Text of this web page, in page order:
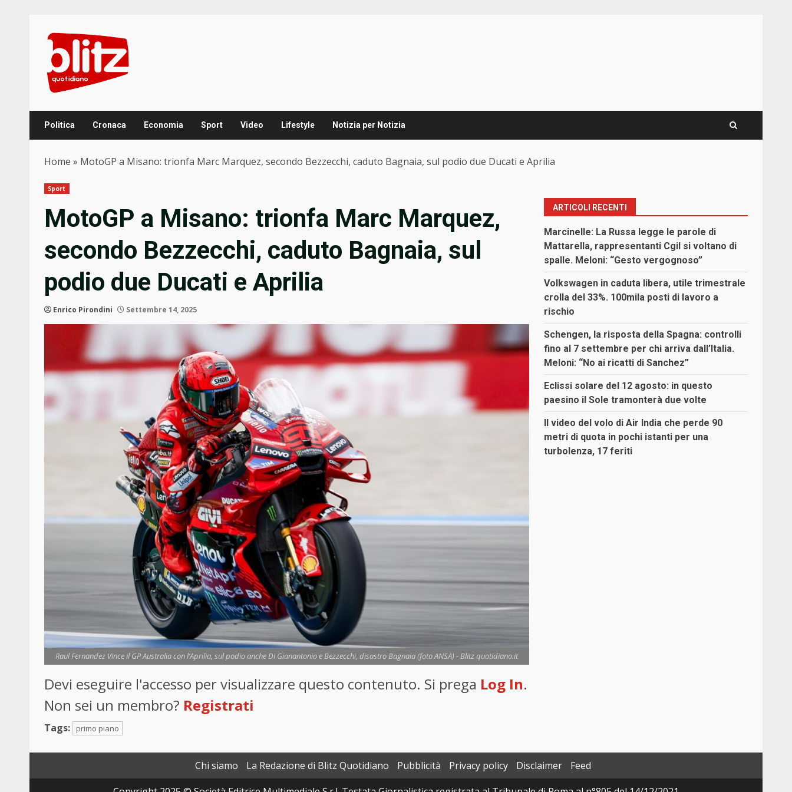
content
Politica Cronaca Economia Sport Video Lifestyle Notizia per Notizia
Home » MotoGP a Misano: trionfa Marc Marquez, secondo Bezzecchi, caduto Bagnaia, sul podio due Ducati e Aprilia
Sport
MotoGP a Misano: trionfa Marc Marquez,
secondo Bezzecchi, caduto Bagnaia, sul
podio due Ducati e Aprilia
Enrico Pirondini Settembre 14, 2025
Raul Fernandez Vince il GP Australia con l’Aprilia, sul podio anche Di Gianantonio e Bezzecchi, disastro Bagnaia (foto ANSA) - Blitz quotidiano.it
Devi eseguire l'accesso per visualizzare questo contenuto. Si prega Log In.
Non sei un membro? Registrati
Tags: primo piano
ARTICOLI RECENTI
Marcinelle: La Russa legge le parole di
Mattarella, rappresentanti Cgil si voltano di
spalle. Meloni: “Gesto vergognoso”
Volkswagen in caduta libera, utile trimestrale
crolla del 33%. 100mila posti di lavoro a
rischio
Schengen, la risposta della Spagna: controlli
fino al 7 settembre per chi arriva dall’Italia.
Meloni: “No ai ricatti di Sanchez”
Eclissi solare del 12 agosto: in questo
paesino il Sole tramonterà due volte
Il video del volo di Air India che perde 90
metri di quota in pochi istanti per una
turbolenza, 17 feriti
Chi siamo La Redazione di Blitz Quotidiano Pubblicità Privacy policy Disclaimer
Feed